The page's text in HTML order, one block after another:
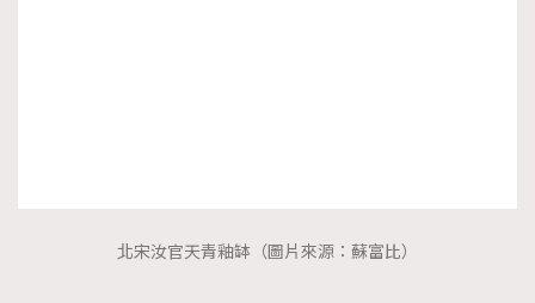
北宋汝官天青釉缽（圖片來源：蘇富比）